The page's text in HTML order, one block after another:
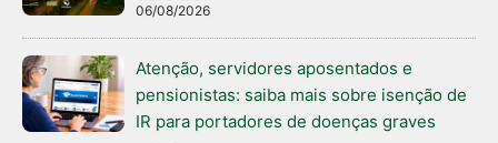
06/08/2026
Atenção, servidores aposentados e
pensionistas: saiba mais sobre isenção de
IR para portadores de doenças graves